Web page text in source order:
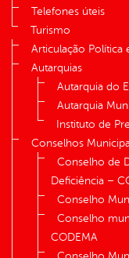
Telefones úteis
Turismo
Articulação Política
Autarquias
Autarquia do
Autarquia
Instituto de
Conselhos
Conselho de
Deficiência –
Conselho
Conselho
CODEMA